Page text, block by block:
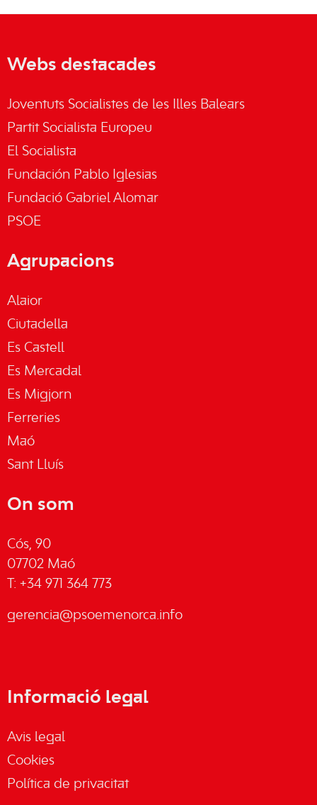
Webs destacades
Joventuts Socialistes de les Illes Balears
Partit Socialista Europeu
El Socialista
Fundación Pablo Iglesias
Fundació Gabriel Alomar
PSOE
Agrupacions
Alaior
Ciutadella
Es Castell
Es Mercadal
Es Migjorn
Ferreries
Maó
Sant Lluís
On som
Cós, 90
07702 Maó
T: +34 971 364 773
gerencia@psoemenorca.info
Informació legal
Avis legal
Cookies
Política de privacitat